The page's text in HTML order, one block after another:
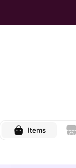
Items